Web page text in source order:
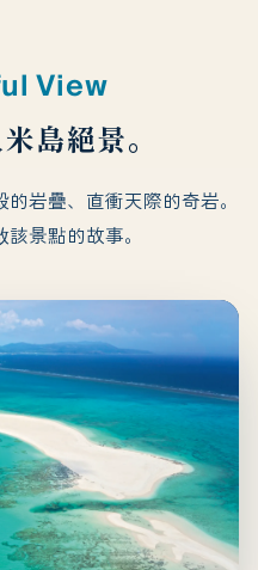
View
島絕景。
岩疊、直衝天際的奇岩。
景點的故事。